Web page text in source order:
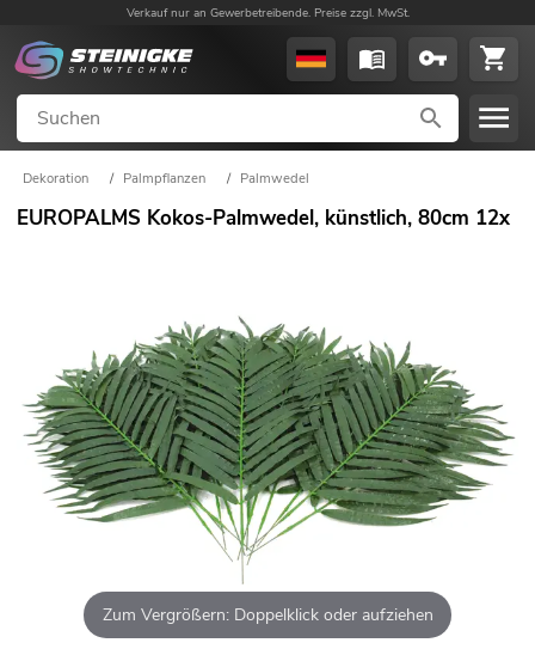
Verkauf nur an Gewerbetreibende. Preise zzgl. MwSt.
Dekoration / Palmpflanzen / Palmwedel
EUROPALMS Kokos-Palmwedel, künstlich, 80cm 12x
Zum Vergrößern: Doppelklick oder aufziehen